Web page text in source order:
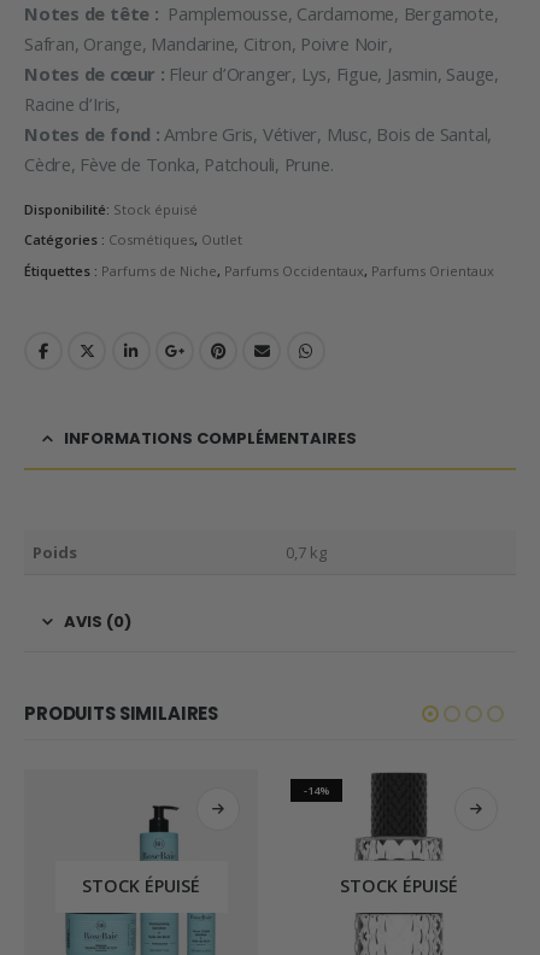
Notes de tête : Pamplemousse, Cardamome, Bergamote,
Safran, Orange, Mandarine, Citron, Poivre Noir,
Notes de cœur : Fleur d’Oranger, Lys, Figue, Jasmin, Sauge,
Racine d’Iris,
Notes de fond :Ambre Gris, Vétiver, Musc, Bois de Santal,
Cèdre, Fève de Tonka, Patchouli, Prune.
Disponibilité: Stock épuisé
Catégories : Cosmétiques, Outlet
Étiquettes : Parfums de Niche, Parfums Occidentaux, Parfums Orientaux
INFORMATIONS COMPLÉMENTAIRES
Poids 0,7 kg
AVIS (0)
PRODUITS SIMILAIRES
STOCK ÉPUISÉ
-14%
STOCK ÉPUISÉ